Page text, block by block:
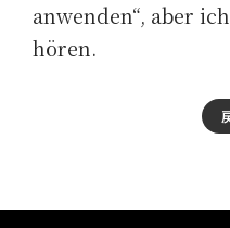
anwenden“, aber
hören.